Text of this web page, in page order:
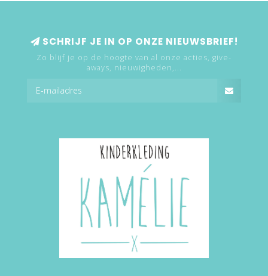
SCHRIJF JE IN OP ONZE NIEUWSBRIEF!
Zo blijf je op de hoogte van al onze acties, give-
aways, nieuwigheden,...